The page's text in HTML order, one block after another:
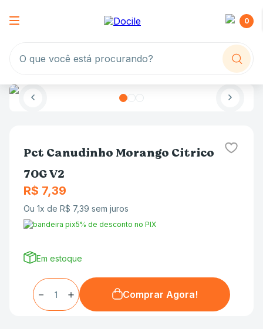
0
Pct Canudinho Morango Citrico
70G V2
R$ 7,39
Ou 1x de R$ 7,39 sem juros
5% de desconto no PIX
Em estoque
＋
－ Comprar Agora!